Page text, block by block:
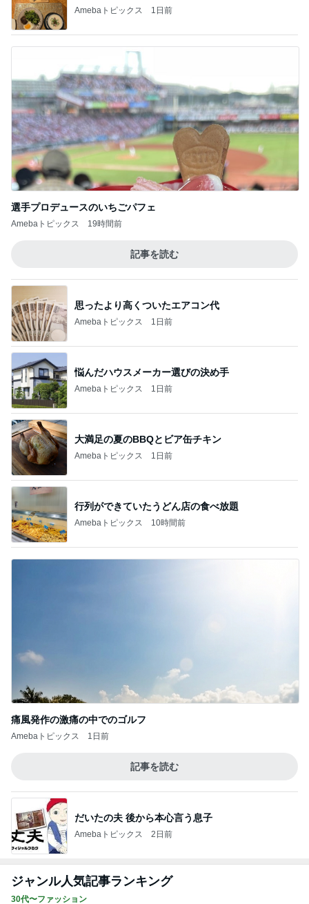
Amebaトピックス 1日前
選手プロデュースのいちごパフェ
Amebaトピックス 19時間前
記事を読む
思ったより高くついたエアコン代
Amebaトピックス 1日前
悩んだハウスメーカー選びの決め手
Amebaトピックス 1日前
大満足の夏のBBQとビア缶チキン
Amebaトピックス 1日前
行列ができていたうどん店の食べ放題
Amebaトピックス 10時間前
痛風発作の激痛の中でのゴルフ
Amebaトピックス 1日前
記事を読む
だいたの夫 後から本心言う息子
Amebaトピックス 2日前
ジャンル人気記事ランキング
30代〜ファッション